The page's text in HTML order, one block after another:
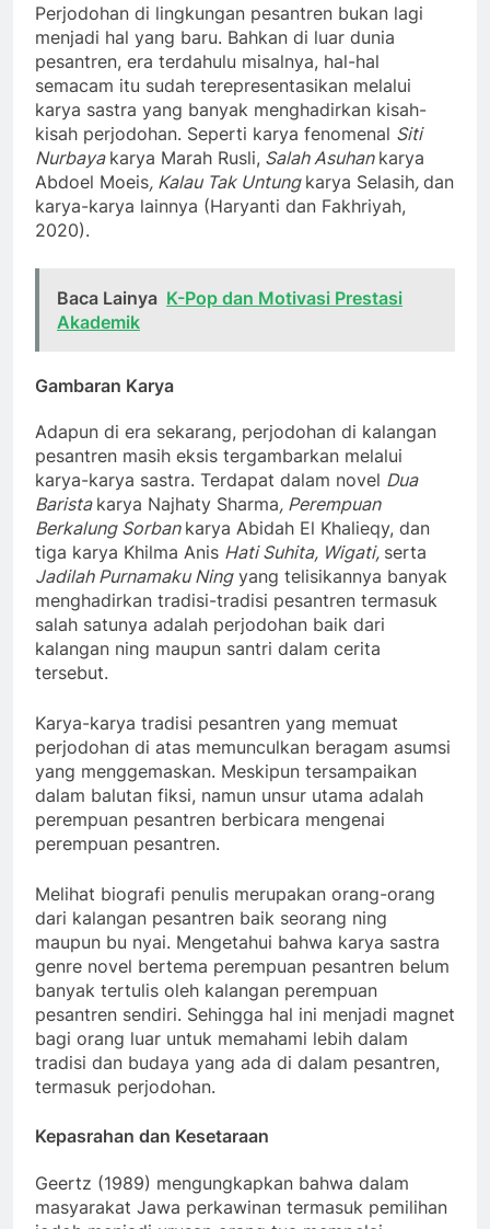
Perjodohan di lingkungan pesantren bukan lagi
menjadi hal yang baru. Bahkan di luar dunia
pesantren, era terdahulu misalnya, hal-hal
semacam itu sudah terepresentasikan melalui
karya sastra yang banyak menghadirkan kisah-
kisah perjodohan. Seperti karya fenomenal Siti
Nurbaya karya Marah Rusli, Salah Asuhan karya
Abdoel Moeis, Kalau Tak Untung karya Selasih, dan
karya-karya lainnya (Haryanti dan Fakhriyah,
2020).
Baca Lainya K-Pop dan Motivasi Prestasi
Akademik
Gambaran Karya
Adapun di era sekarang, perjodohan di kalangan
pesantren masih eksis tergambarkan melalui
karya-karya sastra. Terdapat dalam novel Dua
Barista karya Najhaty Sharma, Perempuan
Berkalung Sorban karya Abidah El Khalieqy, dan
tiga karya Khilma Anis Hati Suhita, Wigati, serta
Jadilah Purnamaku Ningyang telisikannya banyak
menghadirkan tradisi-tradisi pesantren termasuk
salah satunya adalah perjodohan baik dari
kalangan ning maupun santri dalam cerita
tersebut.
Karya-karya tradisi pesantren yang memuat
perjodohan di atas memunculkan beragam asumsi
yang menggemaskan. Meskipun tersampaikan
dalam balutan fiksi, namun unsur utama adalah
perempuan pesantren berbicara mengenai
perempuan pesantren.
Melihat biografi penulis merupakan orang-orang
dari kalangan pesantren baik seorang ning
maupun bu nyai. Mengetahui bahwa karya sastra
genre novel bertema perempuan pesantren belum
banyak tertulis oleh kalangan perempuan
pesantren sendiri. Sehingga hal ini menjadi magnet
bagi orang luar untuk memahami lebih dalam
tradisi dan budaya yang ada di dalam pesantren,
termasuk perjodohan.
Kepasrahan dan Kesetaraan
Geertz (1989) mengungkapkan bahwa dalam
masyarakat Jawa perkawinan termasuk pemilihan